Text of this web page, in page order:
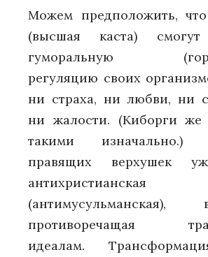
Можем предположить,
(высшая каста) смогут
гуморальную
регуляцию своих
ни страха, ни любви, ни
ни жалости. (Киборги же
такими изначально.)
правящих верхушек
антихристианская
противоречащая
идеалам.